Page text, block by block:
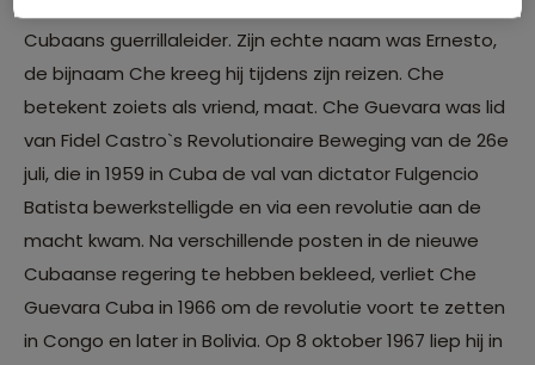
Cubaans guerrillaleider. Zijn echte naam was Ernesto,
de bijnaam Che kreeg hij tijdens zijn reizen. Che
betekent zoiets als vriend, maat. Che Guevara was lid
van Fidel Castro`s Revolutionaire Beweging van de 26e
juli, die in 1959 in Cuba de val van dictator Fulgencio
Batista bewerkstelligde en via een revolutie aan de
macht kwam. Na verschillende posten in de nieuwe
Cubaanse regering te hebben bekleed, verliet Che
Guevara Cuba in 1966 om de revolutie voort te zetten
in Congo en later in Bolivia. Op 8 oktober 1967 liep hij in